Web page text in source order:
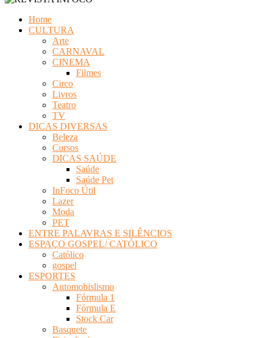
Home
CULTURA
Arte
CARNAVAL
CINEMA
Filmes
Circo
Livros
Teatro
TV
DICAS DIVERSAS
Beleza
Cursos
DICAS SAÚDE
Saúde
Saúde Pet
InFoco Útil
Lazer
Moda
PET
ENTRE PALAVRAS E SILÊNCIOS
ESPAÇO GOSPEL/ CATÓLICO
Católico
gospel
ESPORTES
Automobislismo
Fórmula 1
Fórmula E
Stock Car
Basquete